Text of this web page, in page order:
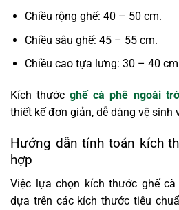
Chiều rộng ghế: 40 – 50 cm.
Chiều sâu ghế: 45 – 55 cm.
Chiều cao tựa lưng: 30 – 40
Kích thướcghế cà phê ngoài
thiết kế đơn giản, dễ dàng vệ sinh
Hướng dẫn tính toán kích
hợp
Việc lựa chọn kích thước ghế
dựa trên các kích thước tiêu